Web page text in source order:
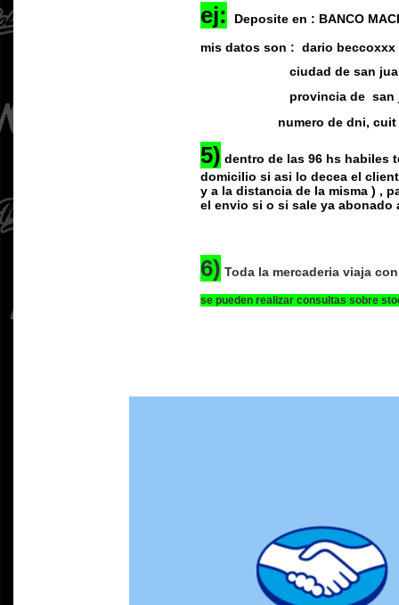
ej:
Deposite en : BANCO
mis datos son : dario beccoxxx
ciudad de san
provincia de san
numero de dni,
5) dentro de las 96 hs habiles
domicilio si asi lo decea el
y a la distancia de la misma ) ,
el envio si o si sale ya abonado
6) Toda la mercaderia viaja
se pueden realizar consultas sobre